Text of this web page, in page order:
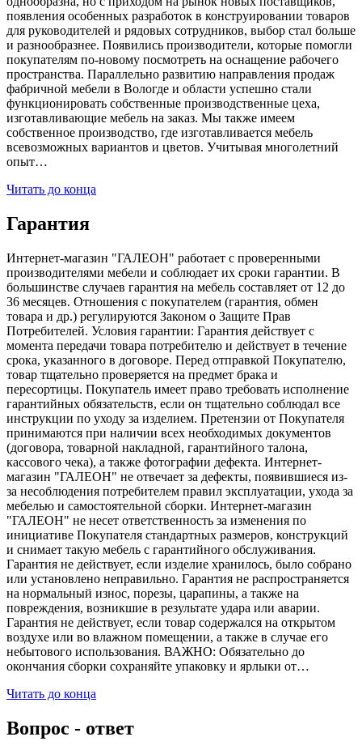
появления особенных разработок в конструировании товаров
для руководителей и рядовых сотрудников, выбор стал больше
и разнообразнее. Появились производители, которые помогли
покупателям по-новому посмотреть на оснащение рабочего
пространства. Параллельно развитию направления продаж
фабричной мебели в Вологде и области успешно стали
функционировать собственные производственные цеха,
изготавливающие мебель на заказ. Мы также имеем
собственное производство, где изготавливается мебель
всевозможных вариантов и цветов. Учитывая многолетний
опыт…
Читать до конца
Гарантия
Интернет-магазин "ГАЛЕОН" работает с проверенными
производителями мебели и соблюдает их сроки гарантии. В
большинстве случаев гарантия на мебель составляет от 12 до
36 месяцев. Отношения с покупателем (гарантия, обмен
товара и др.) регулируются Законом о Защите Прав
Потребителей. Условия гарантии: Гарантия действует с
момента передачи товара потребителю и действует в течение
срока, указанного в договоре. Перед отправкой Покупателю,
товар тщательно проверяется на предмет брака и
пересортицы. Покупатель имеет право требовать исполнение
гарантийных обязательств, если он тщательно соблюдал все
инструкции по уходу за изделием. Претензии от Покупателя
принимаются при наличии всех необходимых документов
(договора, товарной накладной, гарантийного талона,
кассового чека), а также фотографии дефекта. Интернет-
магазин "ГАЛЕОН" не отвечает за дефекты, появившиеся из-
за несоблюдения потребителем правил эксплуатации, ухода за
мебелью и самостоятельной сборки. Интернет-магазин
"ГАЛЕОН" не несет ответственность за изменения по
инициативе Покупателя стандартных размеров, конструкций
и снимает такую мебель с гарантийного обслуживания.
Гарантия не действует, если изделие хранилось, было собрано
или установлено неправильно. Гарантия не распространяется
на нормальный износ, порезы, царапины, а также на
повреждения, возникшие в результате удара или аварии.
Гарантия не действует, если товар содержался на открытом
воздухе или во влажном помещении, а также в случае его
небытового использования. ВАЖНО: Обязательно до
окончания сборки сохраняйте упаковку и ярлыки от…
Читать до конца
Вопрос - ответ